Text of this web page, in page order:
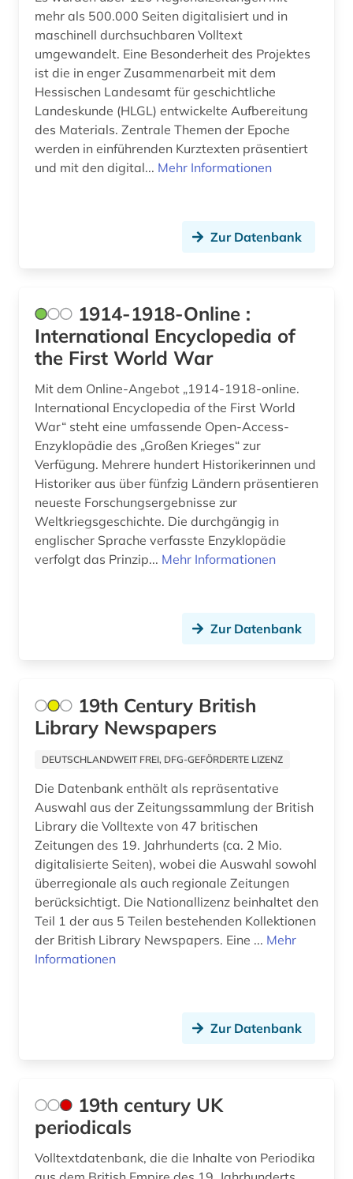
bauunternehmer (1)
bayerisch-schwaben (1)
bayerische motoren-werke (1)
bayerische staatsbibliothek (3)
bayern. bayerische staatsregierung (1)
begriffsgeschichte &amp;lt;fach&amp;gt; (1)
begräbnis (1)
behinderung (2)
behringwerke (1)
behörde (1)
behörden (1)
belgien (7)
belletristik (1)
benediktinerkloster sankt salvator und
bonifatius (1)
beneluxländer (1)
benin (1)
benjamin (1)
berber (1)
bergbau (2)
bergen (2)
bern (1)
berne <wesermarsch> (1)
mehr als 500.000 Seiten digitalisiert und in
maschinell durchsuchbaren Volltext
umgewandelt. Eine Besonderheit des Projektes
ist die in enger Zusammenarbeit mit dem
Hessischen Landesamt für geschichtliche
Landeskunde (HLGL) entwickelte Aufbereitung
des Materials. Zentrale Themen der Epoche
werden in einführenden Kurztexten präsentiert
und mit den digital... Mehr Informationen
Zur Datenbank
1914-1918-Online :
International Encyclopedia of
the First World War
Mit dem Online-Angebot „1914-1918-online.
International Encyclopedia of the First World
War“ steht eine umfassende Open-Access-
Enzyklopädie des „Großen Krieges“ zur
Verfügung. Mehrere hundert Historikerinnen und
Historiker aus über fünfzig Ländern präsentieren
neueste Forschungsergebnisse zur
Weltkriegsgeschichte. Die durchgängig in
englischer Sprache verfasste Enzyklopädie
verfolgt das Prinzip... Mehr Informationen
Zur Datenbank
19th Century British
Library Newspapers
DEUTSCHLANDWEIT FREI, DFG-GEFÖRDERTE LIZENZ
Die Datenbank enthält als repräsentative
Auswahl aus der Zeitungssammlung der British
Library die Volltexte von 47 britischen
Zeitungen des 19. Jahrhunderts (ca. 2 Mio.
digitalisierte Seiten), wobei die Auswahl sowohl
überregionale als auch regionale Zeitungen
berücksichtigt. Die Nationallizenz beinhaltet den
Teil 1 der aus 5 Teilen bestehenden Kollektionen
der British Library Newspapers. Eine ... Mehr
Informationen
Zur Datenbank
19th century UK
periodicals
Volltextdatenbank, die die Inhalte von Periodika